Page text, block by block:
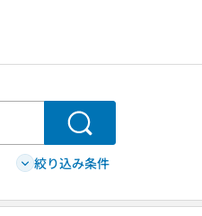
検索
絞り込み条件